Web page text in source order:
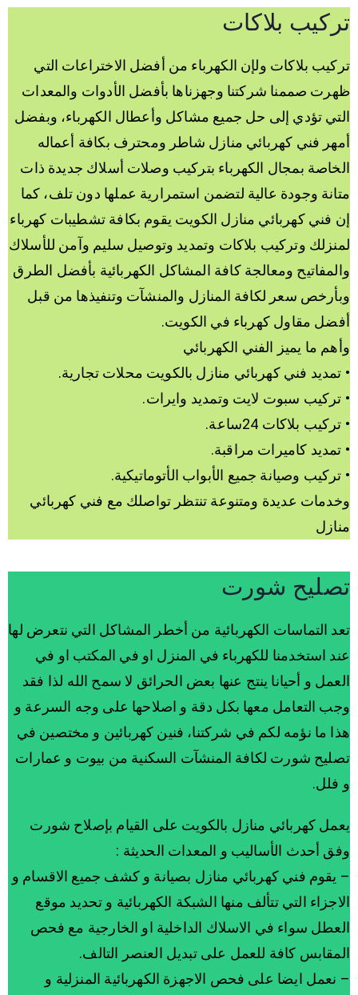
تركيب بلاكات
تركيب بلاكات ولإن الكهرباء من أفضل الاختراعات التي
ظهرت صممنا شركتنا وجهزناها بأفضل الأدوات والمعدات
التي تؤدي إلى حل جميع مشاكل وأعطال الكهرباء، وبفضل
أمهر فني كهربائي منازل شاطر ومحترف بكافة أعماله
الخاصة بمجال الكهرباء بتركيب وصلات أسلاك جديدة ذات
متانة وجودة عالية لتضمن استمرارية عملها دون تلف، كما
إن فني كهربائي منازل الكويت يقوم بكافة تشطيبات كهرباء
لمنزلك وتركيب بلاكات وتمديد وتوصيل سليم وآمن للأسلاك
والمفاتيح ومعالجة كافة المشاكل الكهربائية بأفضل الطرق
وبأرخص سعر لكافة المنازل والمنشآت وتنفيذها من قبل
أفضل مقاول كهرباء في الكويت.
وأهم ما يميز الفني الكهربائي
• تمديد فني كهربائي منازل بالكويت محلات تجارية.
• تركيب سبوت لايت وتمديد وايرات.
• تركيب بلاكات 24ساعة.
• تمديد كاميرات مراقبة.
• تركيب وصيانة جميع الأبواب الأتوماتيكية.
وخدمات عديدة ومتنوعة تنتظر تواصلك مع فني كهربائي
منازل
تصليح شورت
تعد التماسات الكهربائية من أخطر المشاكل التي نتعرض لها
عند استخدمنا للكهرباء في المنزل او في المكتب او في
العمل و أحيانا ينتج عنها بعض الحرائق لا سمح الله لذا فقد
وجب التعامل معها بكل دقة و اصلاحها على وجه السرعة و
هذا ما نؤمه لكم في شركتنا، فنين كهربائين و مختصين في
تصليح شورت لكافة المنشآت السكنية من بيوت و عمارات
و فلل.
يعمل كهربائي منازل بالكويت على القيام بإصلاح شورت
وفق أحدث الأساليب و المعدات الحديثة :
– يقوم فني كهربائي منازل بصيانة و كشف جميع الاقسام و
الاجزاء التي تتألف منها الشبكة الكهربائية و تحديد موقع
العطل سواء في الاسلاك الداخلية او الخارجية مع فحص
المقابس كافة للعمل على تبديل العنصر التالف.
– نعمل ايضا على فحص الاجهزة الكهربائية المنزلية و